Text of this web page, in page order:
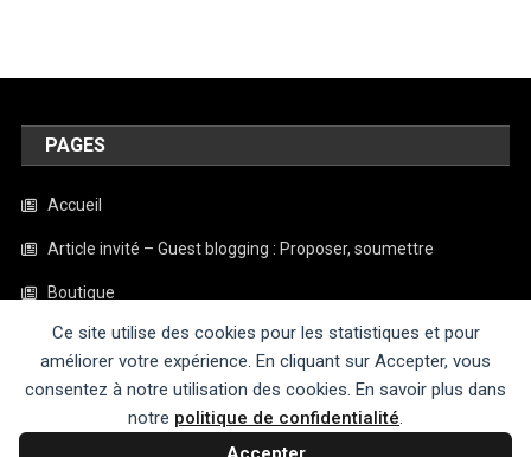
Ce site utilise des cookies pour les statistiques et pour
améliorer votre expérience. En cliquant sur Accepter, vous
consentez à notre utilisation des cookies. En savoir plus dans
notre politique de confidentialité.
PAGES
Accueil
Article invité – Guest blogging : Proposer, soumettre
Boutique
Contact
Mentions légales
Politique de confidentialité